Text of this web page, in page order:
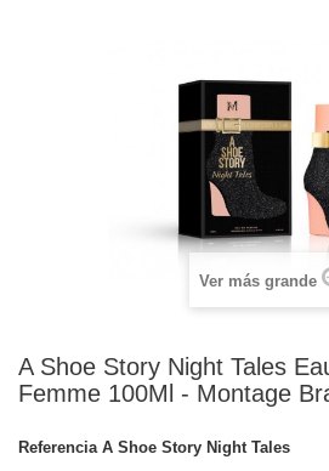
Ver más grande
A Shoe Story Night Tales
Femme 100Ml - Montage
Referencia A Shoe Story Night Tales